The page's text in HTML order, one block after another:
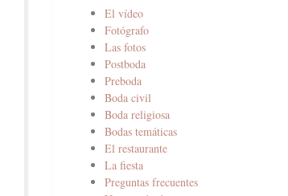
El vídeo
Fotógrafo
Las fotos
Postboda
Preboda
Boda civil
Boda religiosa
Bodas temáticas
El restaurante
La fiesta
Preguntas frecuentes